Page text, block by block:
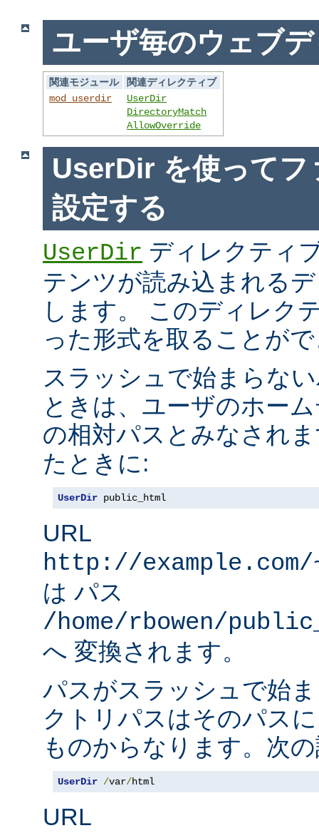
ユーザ毎のウェブ
関連モジュール
関連ディレクティブ
mod_userdir
UserDir
DirectoryMatch
AllowOverride
UserDir を使ってフ
設定する
UserDir ディレクティ
テンツが読み込まれる
します。 このディレク
った形式を取ることが
スラッシュで始まらな
ときは、ユーザのホー
の相対パスとみなされ
たときに:
UserDir public_html
URL
http://
は パス
/home/rbowen/
へ 変換されます。
パスがスラッシュで始
クトリパスはそのパス
ものからなります。次
UserDir /var/html
URL